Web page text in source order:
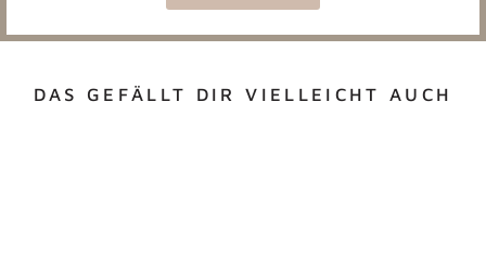
DAS GEFÄLLT DIR VIELLEICHT AUCH